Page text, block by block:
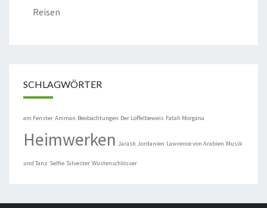
Reisen
SCHLAGWÖRTER
am Fenster Amman Beobachtungen Der Löffelbeweis Fatah Morgana
Heimwerken Jarash Jordanien Lawrence von Arabien Musik
und Tanz Selfie Silvester Wüstenschlösser